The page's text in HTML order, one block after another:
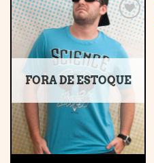
Adicionar
à lista de
desejos
FORA DE ESTOQUE